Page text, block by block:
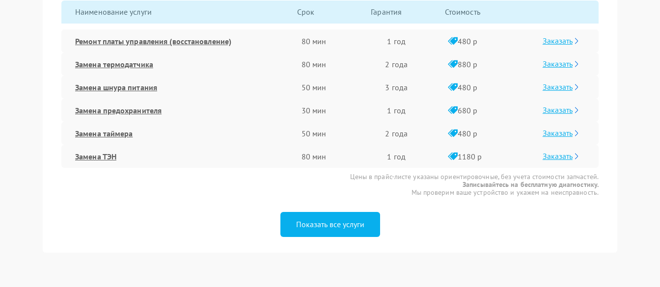
Наименование услуги Срок Гарантия Стоимость
Ремонт платы управления (восстановление) 80 мин 1 год 480 р Заказать
Замена термодатчика 80 мин 2 года 880 р Заказать
Замена шнура питания 50 мин 3 года 480 р Заказать
Замена предохранителя 30 мин 1 год 680 р Заказать
Замена таймера 50 мин 2 года 480 р Заказать
Замена ТЭН 80 мин 1 год 1180 р Заказать
Цены в прайс-листе указаны ориентировочные, без учета стоимости запчастей.
Записывайтесь на бесплатную диагностику.
Мы проверим ваше устройство и укажем на неисправность.
Показать все услуги